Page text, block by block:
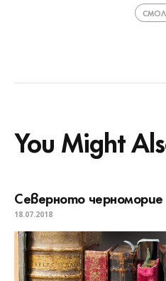
You Might
Северното черноморие
18.07.2018